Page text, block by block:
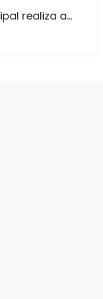
realiza a...